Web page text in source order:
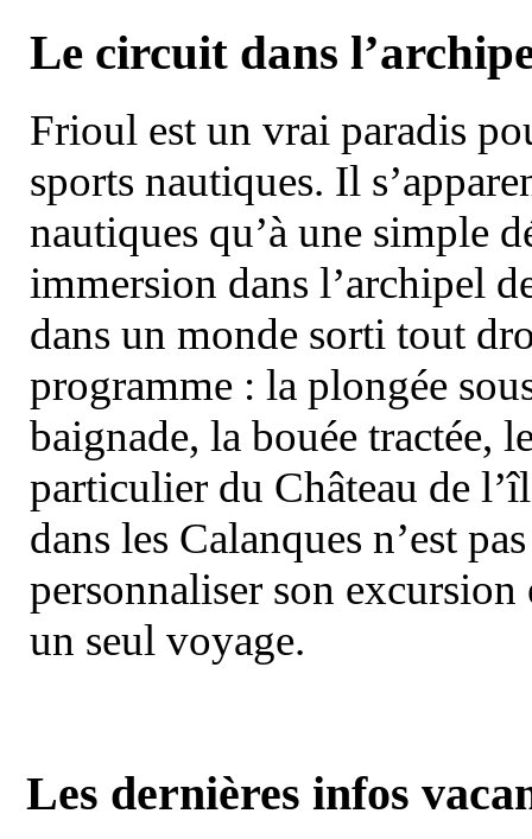
Le circuit dans
Frioul est un vrai paradis
sports nautiques. Il
nautiques qu’à une simple
immersion dans l’archipel
dans un monde sorti tout
programme : la plongée
baignade, la bouée tractée,
particulier du Château de
dans les Calanques n’est
personnaliser son
un seul voyage.
Les dernières infos